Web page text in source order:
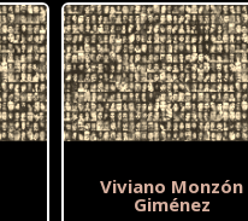
Viviano Monzón
Giménez